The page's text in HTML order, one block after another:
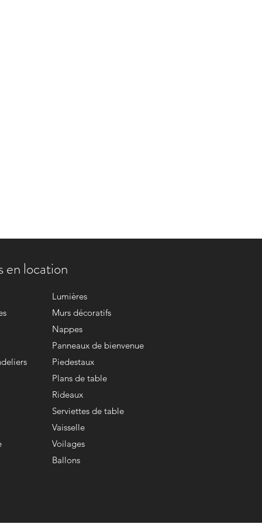
en location
Lumières
Murs décoratifs
Nappes
Panneaux de bienvenue
Piedestaux
Plans de table
Rideaux
Serviettes de table
Vaisselle
Voilages
Ballons